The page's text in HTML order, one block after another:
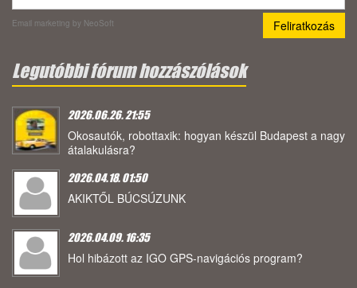
Email marketing by NeoSoft
Legutóbbi fórum hozzászólások
2026.06.26. 21:55
Okosautók, robottaxik: hogyan készül Budapest a nagy
átalakulásra?
2026.04.18. 01:50
AKIKTŐL BÚCSÚZUNK
2026.04.09. 16:35
Hol hibázott az IGO GPS-navigációs program?